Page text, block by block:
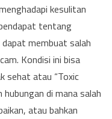
kesulitan
tentang
membuat salah
Kondisi ini bisa
sehat atau “Toxic
hubungan di mana salah
atau bahkan